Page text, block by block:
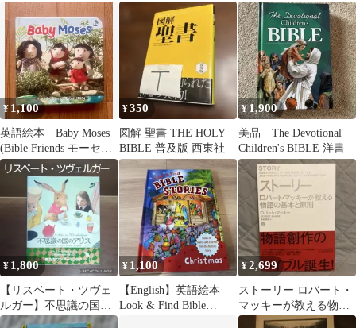
こどもDAY BY DAYバ
¥ 1,100
英語絵本 Baby Moses
(Bible Friends モーセの
絵本
¥350
図解 聖書 THE HOLY
BIBLE 普及版 西東社
¥1,900
美品 The Devotional
Children's BIBLE 洋書
¥ 1,800
【リスベート・ツヴェ
ルガー】不思議の国の
アリス
¥ 1,100
【English】英語絵本
Look & Find Bible
¥2,699
ストーリー ロバート・
マッキーが教える物語
の基本と原則 越前敏